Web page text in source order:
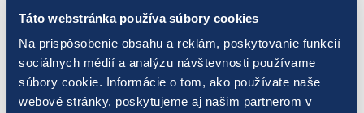
Táto webstránka používa súbory cookies
Na prispôsobenie obsahu a reklám, poskytovanie funkcií
sociálnych médií a analýzu návštevnosti používame
súbory cookie. Informácie o tom, ako používate naše
webové stránky, poskytujeme aj našim partnerom v
jackpot vo výške 3 720 498,35 eura, ktorý padol 1. mája 2022.
Dve výhry v prvom poradí, každá v hodnote 500 000 eur,
získali lotoví hráči prostredníctvom stávky uzatvorenej cez
internetový portáleTIPOS.sk.